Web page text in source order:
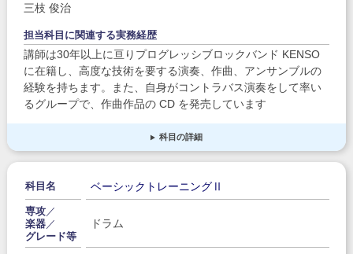
三枝 俊治
担当科目に関連する実務経歴
講師は30年以上に亘りプログレッシブロックバンド KENSO
に在籍し、高度な技術を要する演奏、作曲、アンサンブルの
経験を持ちます。また、自身がコントラバス演奏をして率い
るグループで、作曲作品の CD を発売しています
科目の詳細
科目名 ベーシックトレーニングⅡ
専攻／
楽器／
グレード等
ドラム